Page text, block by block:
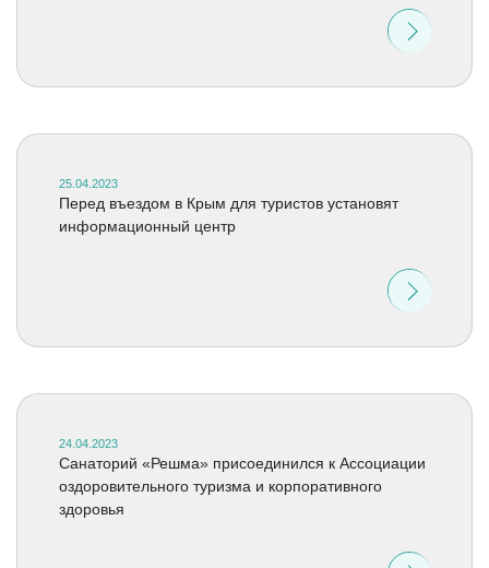
25.04.2023
Перед въездом в Крым для туристов установят
информационный центр
24.04.2023
Санаторий «Решма» присоединился к Ассоциации
оздоровительного туризма и корпоративного
здоровья